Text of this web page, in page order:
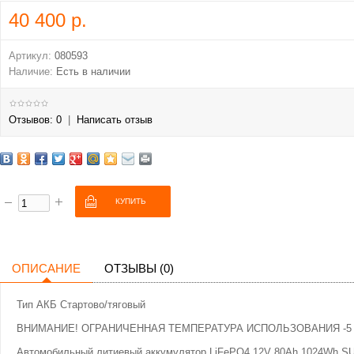
40 400 р.
Артикул: 080593
Наличие: Есть в наличии
Отзывов: 0 Написать отзыв
ОПИСАНИЕ ОТЗЫВЫ (0)
Тип АКБ Стартово/тяговый
ВНИМАНИЕ! ОГРАНИЧЕННАЯ ТЕМПЕРАТУРА ИСПОЛЬЗОВАНИЯ -5